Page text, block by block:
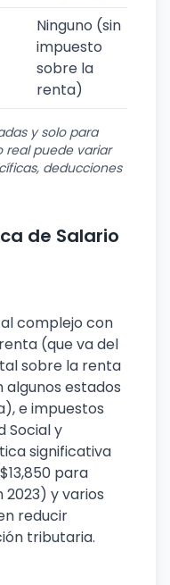
Ninguno (sin
impuesto
sobre la
renta)
y solo para
real puede variar
deducciones
de Salario
complejo con
(que va del
sobre la renta
algunos estados
e impuestos
Social y
significativa
para
2023) y varios
reducir
tributaria.